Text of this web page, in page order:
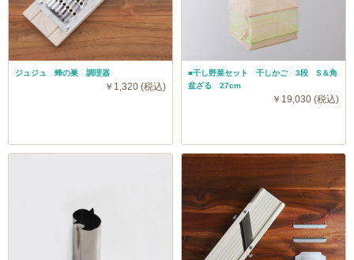
ジュジュ 蜂の巣 調理器
￥1,320 (税込)
■干し野菜セット 干しかご 3段 S＆角
盆ざる 27cm
￥19,030 (税込)